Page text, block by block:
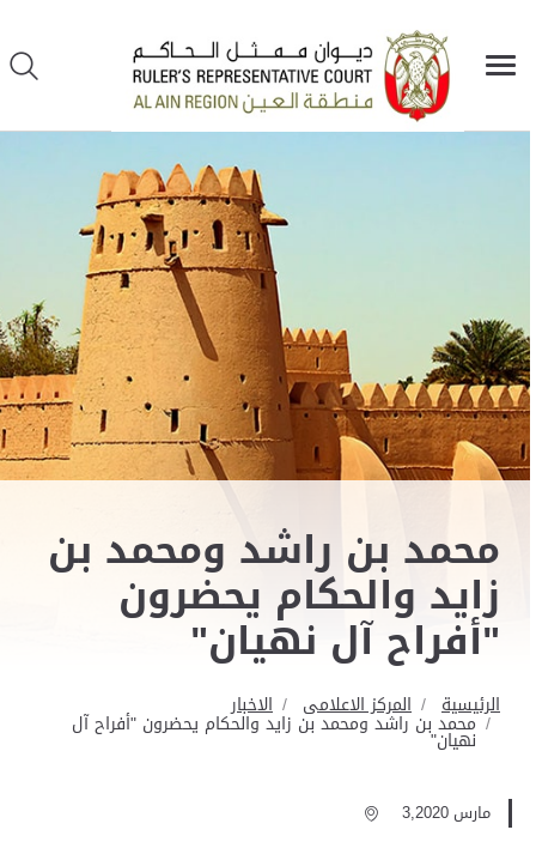
محمد بن راشد ومحمد بن
زايد والحكام يحضرون
"أفراح آل نهيان"
الرئيسية المركز الاعلامى الاخبار
محمد بن راشد ومحمد بن زايد والحكام يحضرون "أفراح آل
نهيان"
مارس 3,2020